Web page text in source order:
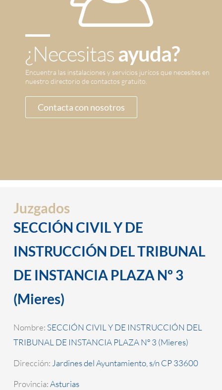
¿Necesitasayuda?
Encuentra las instalaciones y servicios jurícos que necesites en
nuestro directorio de contactos gratuito.
Contacta con nosotros
Juzgados
SECCIÓN CIVIL Y DE
INSTRUCCIÓN DEL TRIBUNAL
DE INSTANCIA PLAZA Nº 3
(Mieres)
Nombre: SECCIÓN CIVIL Y DE INSTRUCCIÓN DEL
TRIBUNAL DE INSTANCIA PLAZA Nº 3 (Mieres)
Dirección:Jardines del Ayuntamiento, s/n CP 33600
Provincia:Asturias